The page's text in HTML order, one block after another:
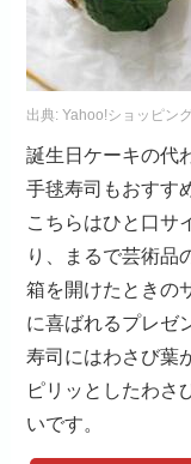
出典:Yahoo!ショッピン
誕生日ケーキの代
手毬寿司もおすす
こちらはひと口サ
り、まるで芸術品
箱を開けたときの
に喜ばれるプレゼ
寿司にはわさび葉
ピリッとしたわさ
いです。